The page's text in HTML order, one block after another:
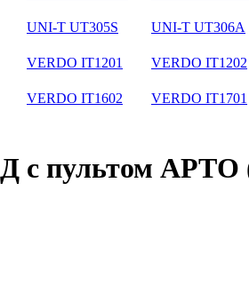
UNI-T UT305S UNI-T UT306A
VERDO IT1201 VERDO IT1202
VERDO IT1602 VERDO IT1701
Д с пультом